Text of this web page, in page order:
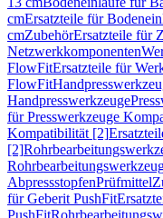
cmErsatzteile für
cmZubehörErsatzteile für
Netzwerkkomponenten
FlowFitErsatzteile für
FlowFit
Handpresswerkzeuge
für Presswerkzeuge
Kompatibilität [2]
[2]
AbpressstopfenPrüfmittel
für Geberit PushFit
PushFit